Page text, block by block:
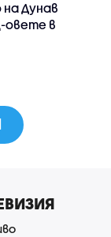
Дунав
овете в